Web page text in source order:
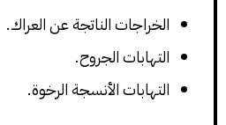
الخراجات الناتجة عن العراك.
التهابات الجروح.
التهابات الأنسجة الرخوة.